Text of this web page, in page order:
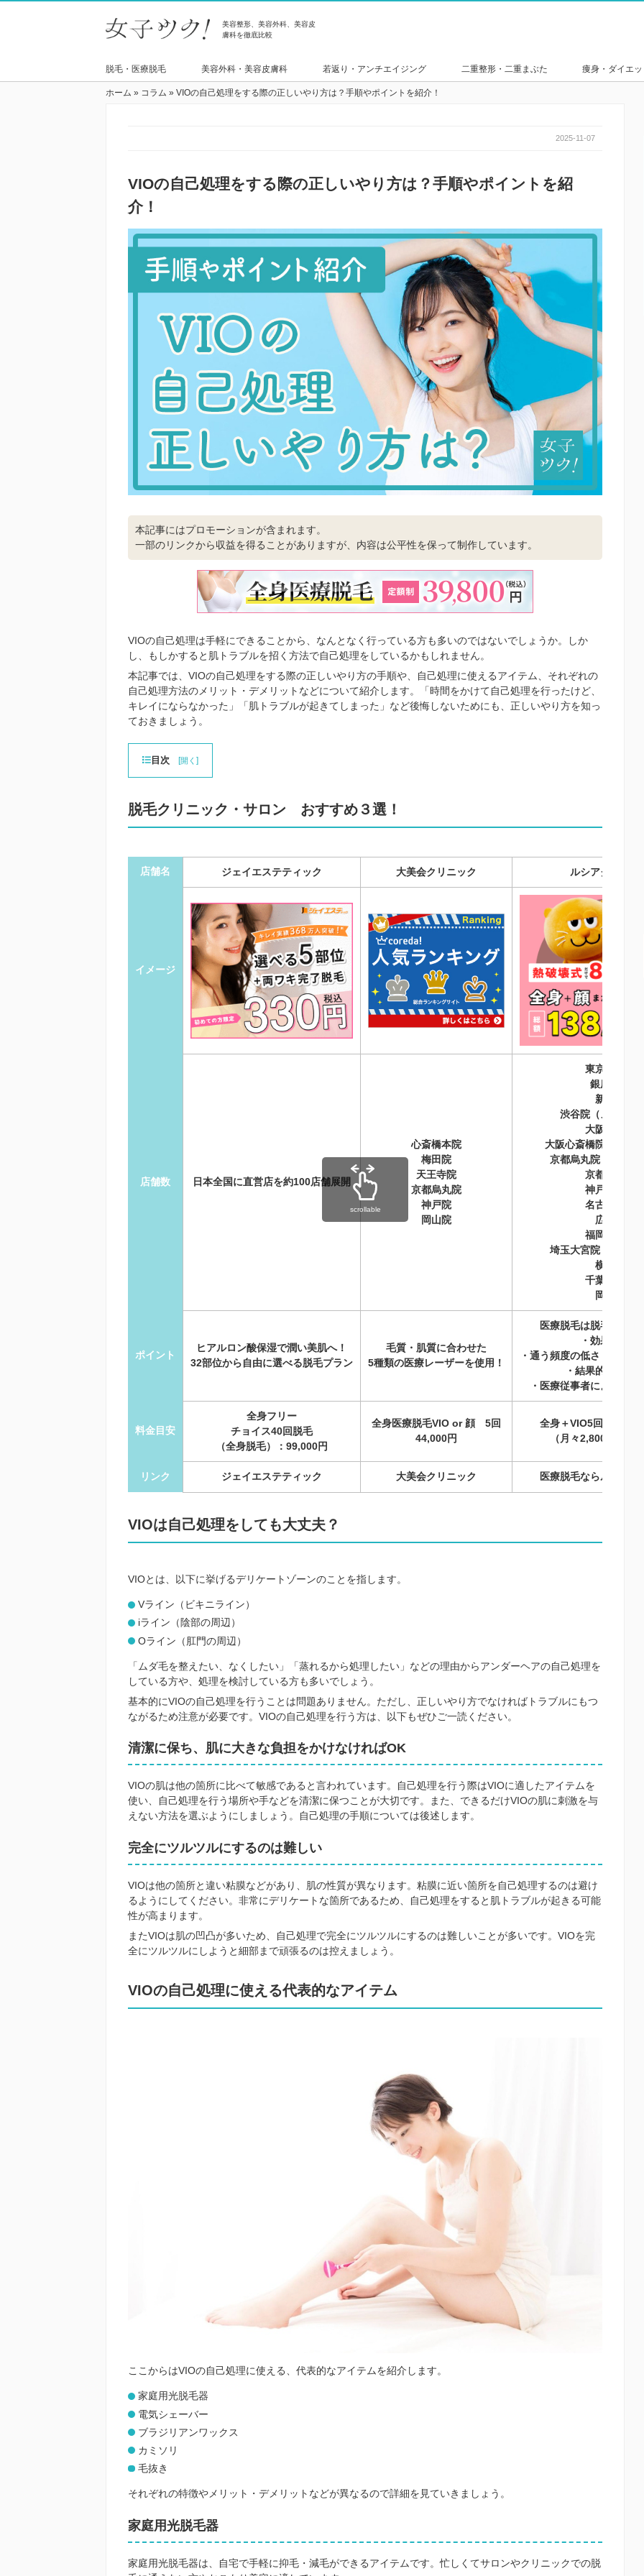
美容整形、美容外科、美容皮
膚科を徹底比較
脱毛・医療脱毛 美容外科・美容皮膚科 若返り・アンチエイジング 二重整形・二重まぶた 痩身・ダイエッ
ホーム » コラム » VIOの自己処理をする際の正しいやり方は？手順やポイントを紹介！
2025-11-07
VIOの自己処理をする際の正しいやり方は？手順やポイントを紹
介！
本記事にはプロモーションが含まれます。
一部のリンクから収益を得ることがありますが、内容は公平性を保って制作しています。
VIOの自己処理は手軽にできることから、なんとなく行っている方も多いのではないでしょうか。しか
し、もしかすると肌トラブルを招く方法で自己処理をしているかもしれません。
本記事では、VIOの自己処理をする際の正しいやり方の手順や、自己処理に使えるアイテム、それぞれの
自己処理方法のメリット・デメリットなどについて紹介します。「時間をかけて自己処理を行ったけど、
キレイにならなかった」「肌トラブルが起きてしまった」など後悔しないためにも、正しいやり方を知っ
ておきましょう。
目次 [開く ]
脱毛クリニック・サロン おすすめ３選！
店舗名 ジェイエステティック 大美会クリニック ルシアクリニック
イメージ
店舗数 日本全国に直営店を約100店舗展開
心斎橋本院
梅田院
天王寺院
京都烏丸院
神戸院
岡山院
東京エリア
銀座院
新宿院
渋谷院（メンズ併
大阪梅田院
大阪心斎橋院（メンズ
京都烏丸院（メンズ
京都駅前院
神戸三宮院
名古屋栄院
広島院
福岡天神院
埼玉大宮院（メンズ
横浜院
千葉船橋院
岡山院
ポイント
ヒアルロン酸保湿で潤い美肌へ！
32部位から自由に選べる脱毛プラン
毛質・肌質に合わせた
5種類の医療レーザーを使用！
医療脱毛は脱毛サロン
・効果の高さ
・通う頻度の低さ（一度で
・結果的に低コス
・医療従事者による安心
料金目安
全身フリー
チョイス40回脱毛
（全身脱毛）：99,000円
全身医療脱毛VIO or 顔 5回
44,000円
全身＋VIO5回総額
（月々2,800円/60回
リンク ジェイエステティック 大美会クリニック 医療脱毛ならルシアク
scrollable
VIOは自己処理をしても大丈夫？
VIOとは、以下に挙げるデリケートゾーンのことを指します。
Vライン（ビキニライン）
iライン（陰部の周辺）
Oライン（肛門の周辺）
「ムダ毛を整えたい、なくしたい」「蒸れるから処理したい」などの理由からアンダーヘアの自己処理を
している方や、処理を検討している方も多いでしょう。
基本的にVIOの自己処理を行うことは問題ありません。ただし、正しいやり方でなければトラブルにもつ
ながるため注意が必要です。VIOの自己処理を行う方は、以下もぜひご一読ください。
清潔に保ち、肌に大きな負担をかけなければOK
VIOの肌は他の箇所に比べて敏感であると言われています。自己処理を行う際はVIOに適したアイテムを
使い、自己処理を行う場所や手などを清潔に保つことが大切です。また、できるだけVIOの肌に刺激を与
えない方法を選ぶようにしましょう。自己処理の手順については後述します。
完全にツルツルにするのは難しい
VIOは他の箇所と違い粘膜などがあり、肌の性質が異なります。粘膜に近い箇所を自己処理するのは避け
るようにしてください。非常にデリケートな箇所であるため、自己処理をすると肌トラブルが起きる可能
性が高まります。
またVIOは肌の凹凸が多いため、自己処理で完全にツルツルにするのは難しいことが多いです。VIOを完
全にツルツルにしようと細部まで頑張るのは控えましょう。
VIOの自己処理に使える代表的なアイテム
ここからはVIOの自己処理に使える、代表的なアイテムを紹介します。
家庭用光脱毛器
電気シェーバー
ブラジリアンワックス
カミソリ
毛抜き
それぞれの特徴やメリット・デメリットなどが異なるので詳細を見ていきましょう。
家庭用光脱毛器
家庭用光脱毛器は、自宅で手軽に抑毛・減毛ができるアイテムです。忙しくてサロンやクリニックでの脱